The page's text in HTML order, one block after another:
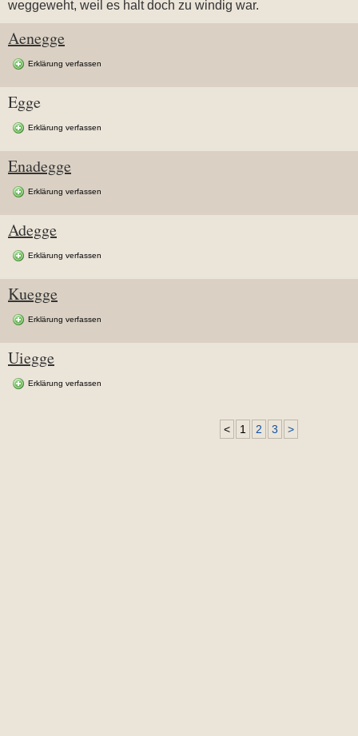
weggeweht, weil es halt doch zu windig war.
Aenegge
Erklärung verfassen
Egge
Erklärung verfassen
Enadegge
Erklärung verfassen
Adegge
Erklärung verfassen
Kuegge
Erklärung verfassen
Uiegge
Erklärung verfassen
< 1 2 3 >